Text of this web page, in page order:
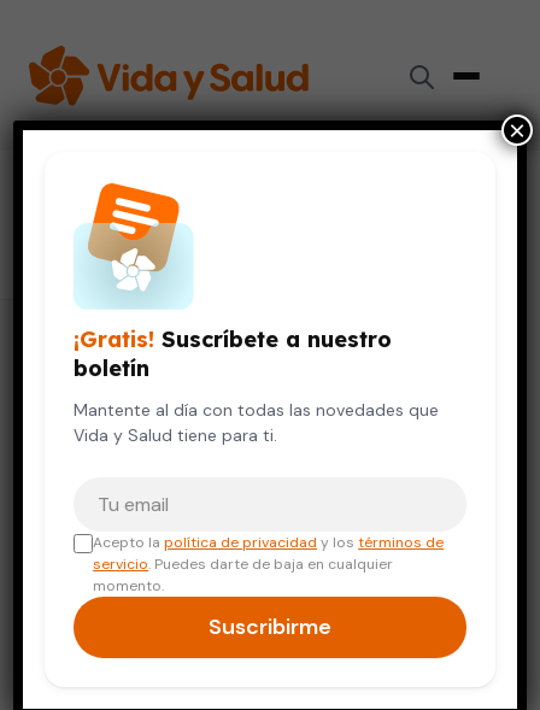
cultura digital.
1 artículo
¡Gratis! Suscríbete a nuestro
boletín
Mantente al día con todas las novedades que
Vida y Salud tiene para ti.
Acepto lapolítica de privacidad y lostérminos de
servicio. Puedes darte de baja en cualquier
momento.
Suscribirme
×